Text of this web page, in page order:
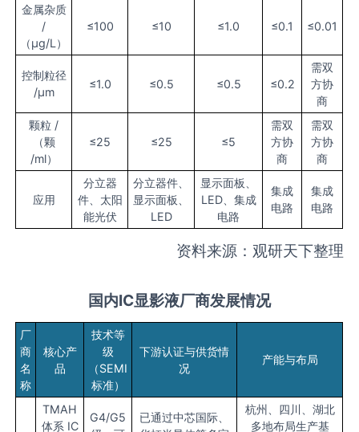
金属杂质
/
（μg/L）
≤100 ≤10 ≤1.0 ≤0.1 ≤0.01
控制粒径
/μm
≤1.0 ≤0.5 ≤0.5 ≤0.2
需双
方协
商
颗粒 /
（颗
/ml）
≤25 ≤25 ≤5
需双
方协
商
需双
方协
商
应用
分立器
件、太阳
能光伏
分立器件、
显示面板、
LED
显示面板、
LED、集成
电路
集成
电路
集成
电路
资料来源：观研天下整理
国内IC显影液厂商发展情况
厂
商
名
称
核心产
品
技术等
级
（SEMI
标准）
下游认证与供货情
况
产能与布局
TMAH
体系 IC
G4/G5
已通过中芯国际、
杭州、四川、湖北
多地布局生产基